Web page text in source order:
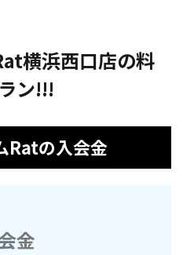
横浜西口店の料
ン!!!
Ratの入会金
金